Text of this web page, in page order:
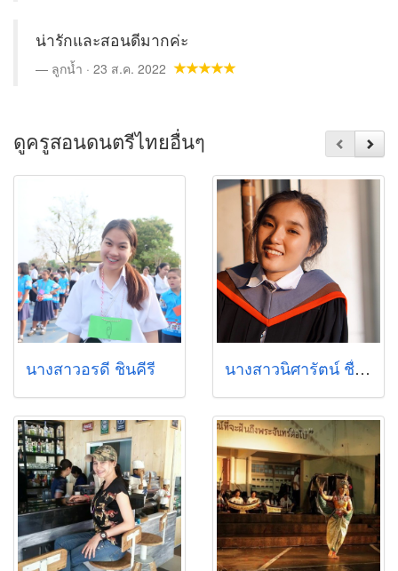
น่ารักและสอนดีมากค่ะ
ลูกน้ำ · 23 ส.ค. 2022
ดูครูสอนดนตรีไทยอื่นๆ
นางสาวอรดี ชินคีรี นางสาวนิศารัตน์ ชื่นใจ